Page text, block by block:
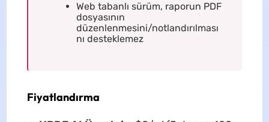
Web tabanlı sürüm, raporun PDF
dosyasının
düzenlenmesini/notlandırılması
nı desteklemez
Fiyatlandırma